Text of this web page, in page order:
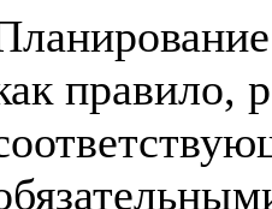
правило,